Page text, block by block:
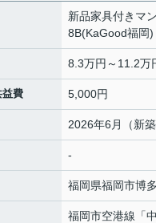
新品家具付きマ
8B(KaGood福岡)
8.3万円～11.2万
益費 5,000円
2026年6月（新築
-
福岡県福岡市博
福岡市空港線 「